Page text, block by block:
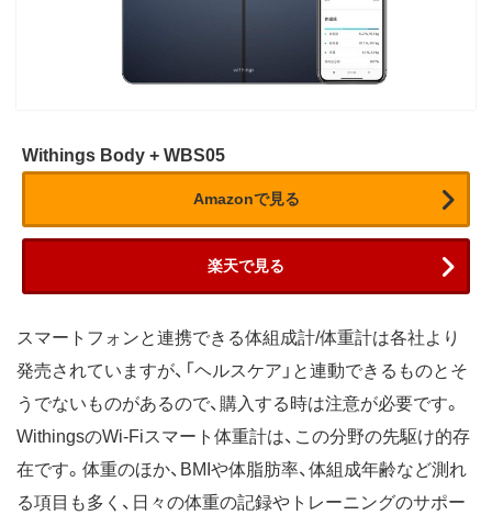
Withings Body + WBS05
Amazonで見る
楽天で見る
スマートフォンと連携できる体組成計/体重計は各社より
発売されていますが、「ヘルスケア」と連動できるものとそ
うでないものがあるので、購入する時は注意が必要です。
WithingsのWi-Fiスマート体重計は、この分野の先駆け的存
在です。体重のほか、BMIや体脂肪率、体組成年齢など測れ
る項目も多く、日々の体重の記録やトレーニングのサポー